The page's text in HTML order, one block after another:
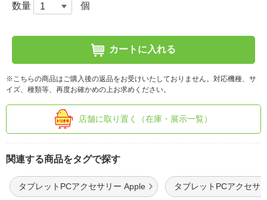
数量 個
カートに入れる
※こちらの商品はご購入後の返品をお受けいたしておりません。対応機種、サ
イズ、種類等、再度お確かめの上お求めください。
店舗に取り置く（在庫・展示一覧）
関連する商品をタグで探す
タブレットPCアクセサリー Apple タブレットPCアクセサ